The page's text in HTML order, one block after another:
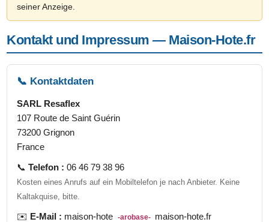
seiner Anzeige.
Kontakt und Impressum — Maison-Hote.fr
📞 Kontaktdaten
SARL Resaflex
107 Route de Saint Guérin
73200 Grignon
France
📞Telefon : 06 46 79 38 96
Kosten eines Anrufs auf ein Mobiltelefon je nach Anbieter. Keine
Kaltakquise, bitte.
✉️ E-Mail : maison-hote -arobase- maison-hote.fr